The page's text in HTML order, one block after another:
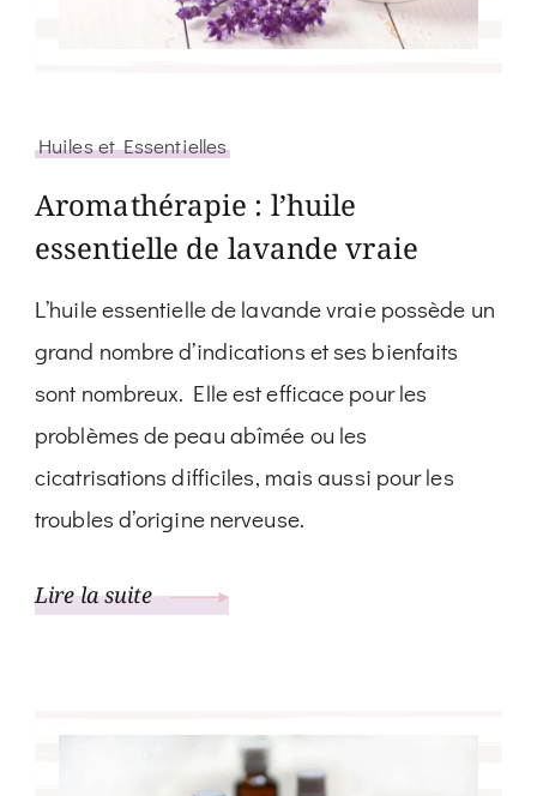
Huiles et Essentielles
Aromathérapie : l’huile
essentielle de lavande vraie
L’huile essentielle de lavande vraie possède un
grand nombre d’indications et ses bienfaits
sont nombreux. Elle est efficace pour les
problèmes de peau abîmée ou les
cicatrisations difficiles, mais aussi pour les
troubles d’origine nerveuse.
Lire la suite